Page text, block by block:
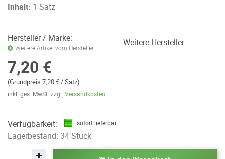
Inhalt: 1 Satz
Hersteller / Marke:
Weitere Artikel vom Hersteller Weitere Hersteller
7,20 €
(Grundpreis 7,20 € / Satz)
inkl. ges. MwSt. zzgl. Versandkosten
Verfügbarkeit: sofort lieferbar
Lagerbestand: 34 Stück